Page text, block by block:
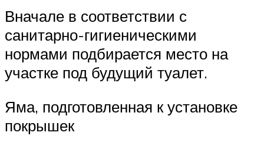
Вначале в соответствии с
санитарно-гигиеническими
нормами подбирается место на
участке под будущий туалет.
Яма, подготовленная к установке
покрышек